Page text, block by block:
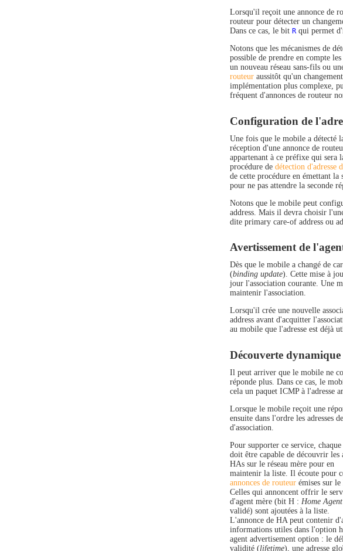
Lorsqu'il reçoit une annonce de
routeur pour détecter un
Dans ce cas, le bit R qui permet
Notons que les mécanismes de
possible de prendre en compte
un nouveau réseau sans-fils ou
routeur aussitôt qu'un
implémentation plus complexe,
fréquent d'annonces de routeur
Configuration de
Une fois que le mobile a détecté
réception d'une annonce de
appartenant à ce préfixe qui
procédure de détection d'adresse
de cette procédure en émettant
pour ne pas attendre la seconde
Notons que le mobile peut
address. Mais il devra choisir
dite primary care-of address ou
Avertissement de
Dès que le mobile a changé de
(binding update). Cette mise à
jour l'association courante. Une
maintenir l'association.
Lorsqu'il crée une nouvelle
address avant d'acquitter
au mobile que l'adresse est déjà
Découverte
Il peut arriver que le mobile ne
réponde plus. Dans ce cas, le
cela un paquet ICMP à l'adresse
Lorsque le mobile reçoit une
ensuite dans l'ordre les adresses
d'association.
Pour supporter ce service,
doit être capable de découvrir les
HAs sur le réseau mère pour en
maintenir la liste. Il écoute pour
annonces de routeur émises sur le
Celles qui annoncent offrir le
d'agent mère (bit H : Home Agent
validé) sont ajoutées à la liste.
L'annonce de HA peut contenir
informations utiles dans l'option
agent advertisement option : le
validité (lifetime), une adresse